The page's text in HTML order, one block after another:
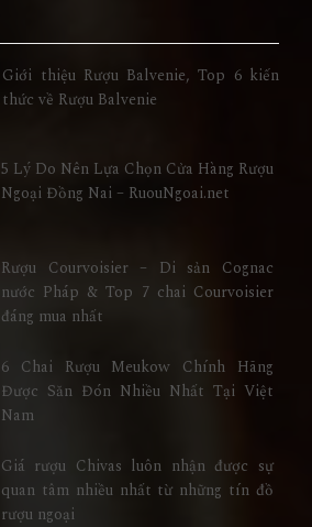
Giới thiệu Rượu Balvenie, Top 6 kiến
thức về Rượu Balvenie
5 Lý Do Nên Lựa Chọn Cửa Hàng Rượu
Ngoại Đồng Nai – RuouNgoai.net
Rượu Courvoisier – Di sản Cognac
nước Pháp & Top 7 chai Courvoisier
đáng mua nhất
6 Chai Rượu Meukow Chính Hãng
Được Săn Đón Nhiều Nhất Tại Việt
Nam
Giá rượu Chivas luôn nhận được sự
quan tâm nhiều nhất từ những tín đồ
rượu ngoại